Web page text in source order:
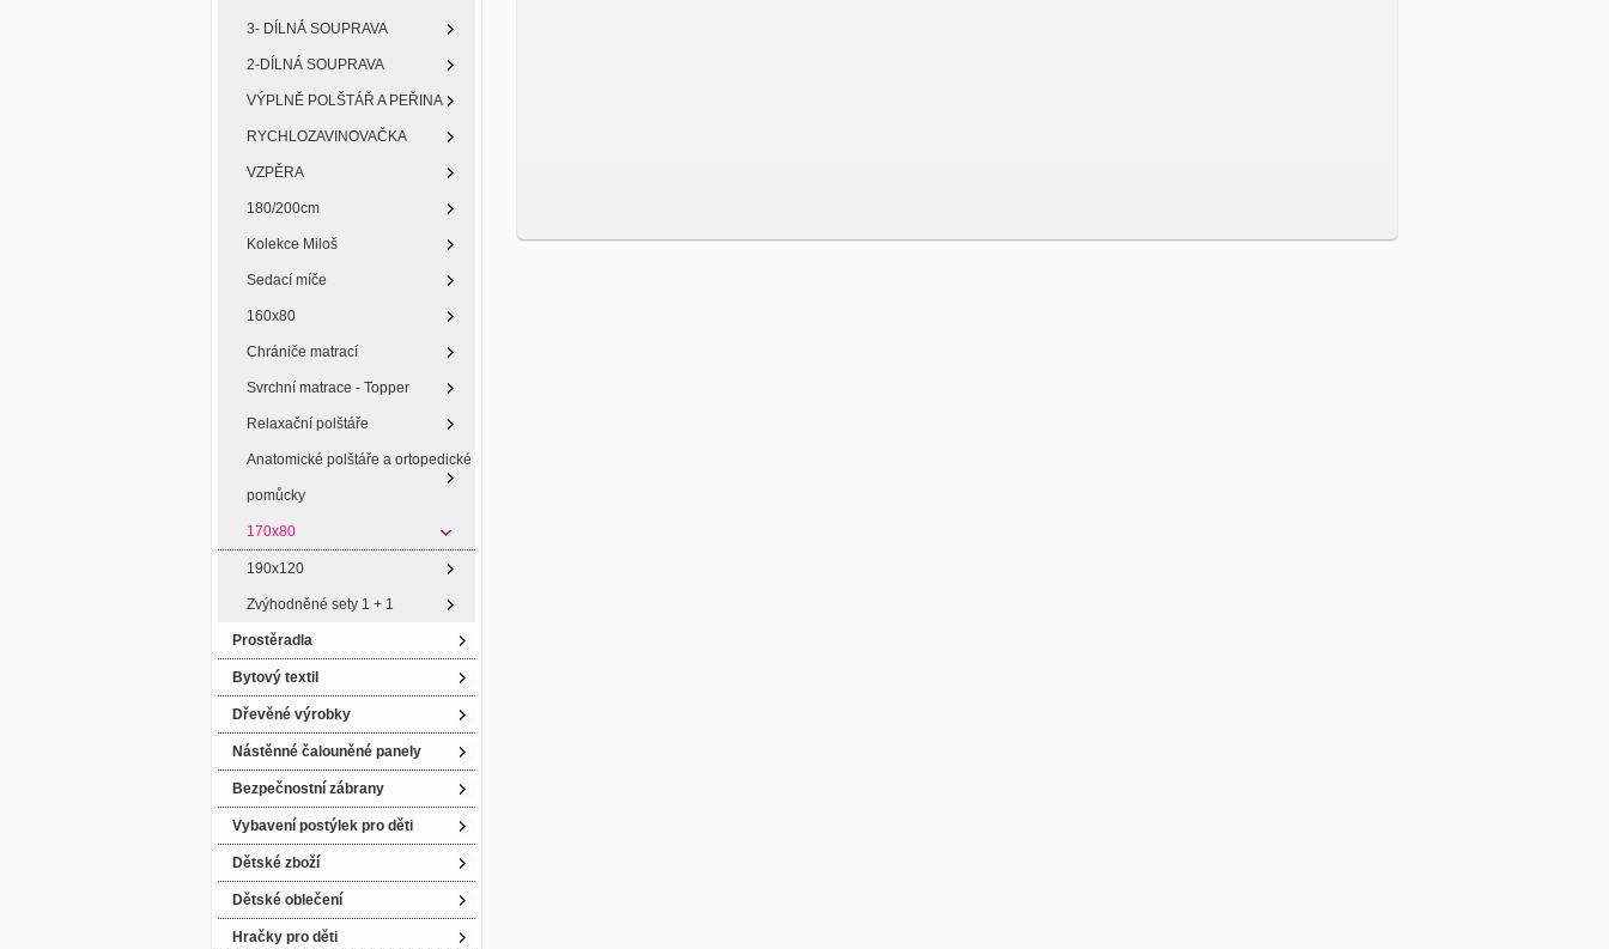
3- DÍLNÁ SOUPRAVA
2-DÍLNÁ SOUPRAVA
VÝPLNĚ POLŠTÁŘ A PEŘINA
RYCHLOZAVINOVAČKA
VZPĚRA
180/200cm
Kolekce Miloš
Sedací míče
160x80
Chrániče matrací
Svrchní matrace - Topper
Relaxační polštáře
Anatomické polštáře a ortopedické
pomůcky
170x80
190x120
Zvýhodněné sety 1 + 1
Prostěradla
Bytový textil
Dřevěné výrobky
Nástěnné čalouněné panely
Bezpečnostní zábrany
Vybavení postýlek pro děti
Dětské zboží
Dětské oblečení
Hračky pro děti